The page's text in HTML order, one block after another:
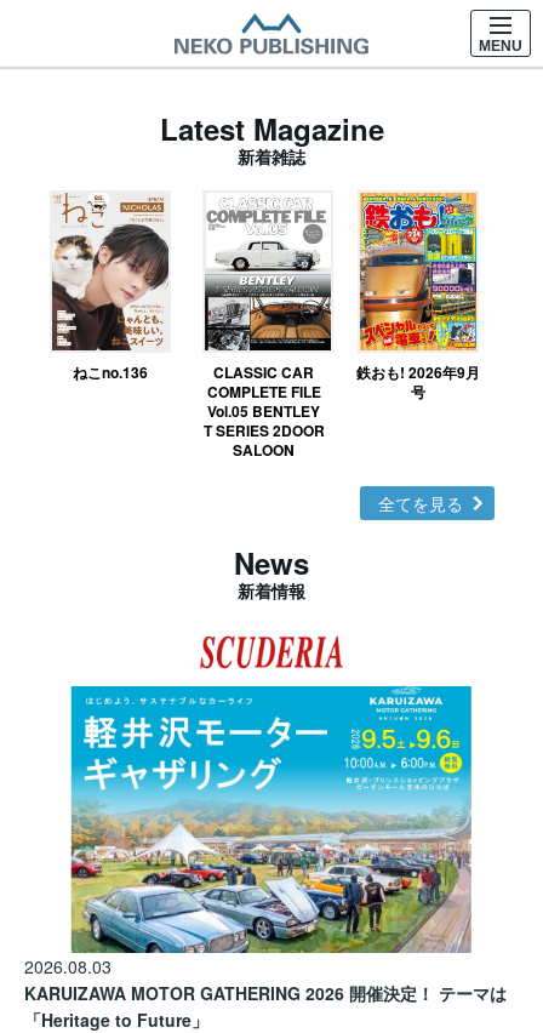
MENU
Latest Magazine
新着雑誌
ねこno.136
CLASSIC CAR
COMPLETE FILE
Vol.05 BENTLEY
T SERIES 2DOOR
SALOON
鉄おも! 2026年9月
号
全てを見る
News
新着情報
2026.08.03
KARUIZAWA MOTOR GATHERING 2026 開催決定！ テーマは
「Heritage to Future」